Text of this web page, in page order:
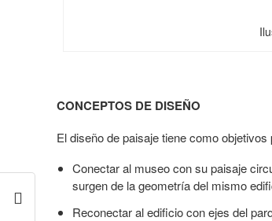
CONCEPTOS DE DISEÑO
El diseño de paisaje tiene como objetivos
Conectar al museo con su paisaje
surgen de la geometría del mismo
Reconectar al edificio con ejes del